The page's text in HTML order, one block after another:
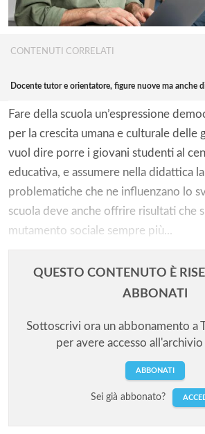
CONTENUTI CORRELATI
Docente tutor e orientatore, figure nuove ma anche
Fare della scuola un’espressione
per la crescita umana e culturale delle
vuol dire porre i giovani studenti al
educativa, e assumere nella didattica
problematiche che ne influenzano lo
scuola deve anche offrire risultati che
mutamento sociale sempre più...
QUESTO CONTENUTO È
ABBONATI
Sottoscrivi ora un abbonamento a
per avere accesso
ABBONATI
Sei già abbonato?